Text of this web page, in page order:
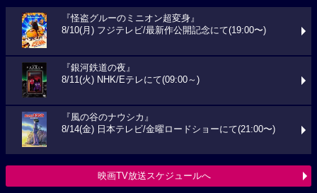
『怪盗グルーのミニオン超変身』
8/10(月) フジテレビ/最新作公開記念にて(19:00〜)
『銀河鉄道の夜』
8/11(火) NHK/Eテレにて(09:00～)
『風の谷のナウシカ』
8/14(金) 日本テレビ/金曜ロードショーにて(21:00〜)
映画TV放送スケジュールへ